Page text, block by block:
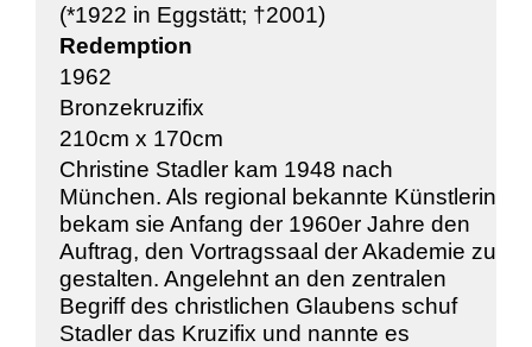
(*1922 in Eggstätt; †2001)
Redemption
1962
Bronzekruzifix
210cm x 170cm
Christine Stadler kam 1948 nach
München. Als regional bekannte Künstlerin
bekam sie Anfang der 1960er Jahre den
Auftrag, den Vortragssaal der Akademie zu
gestalten. Angelehnt an den zentralen
Begriff des christlichen Glaubens schuf
Stadler das Kruzifix und nannte es